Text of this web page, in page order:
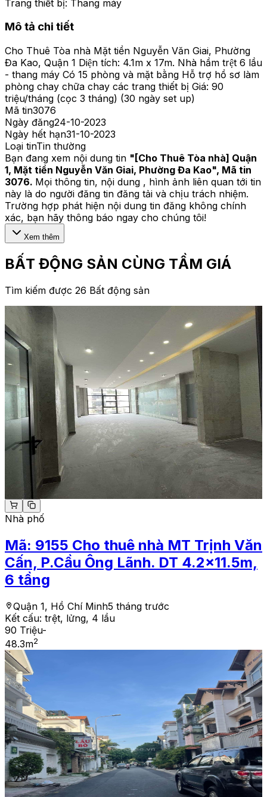
Trang thiết bị: Thang máy
Mô tả chi tiết
Cho Thuê Tòa nhà Mặt tiền Nguyễn Văn Giai, Phường
Đa Kao, Quận 1 Diện tích: 4.1m x 17m. Nhà hầm trệt 6 lầu
- thang máy Có 15 phòng và mặt bằng Hỗ trợ hồ sơ làm
phòng chay chữa chay các trang thiết bị Giá: 90
triệu/tháng (cọc 3 tháng) (30 ngày set up)
Mã tin3076
Ngày đăng24-10-2023
Ngày hết hạn31-10-2023
Loại tinTin thường
Bạn đang xem nội dung tin " [Cho Thuê Tòa nhà] Quận
1, Mặt tiền Nguyễn Văn Giai, Phường Đa Kao", Mã tin
3076. Mọi thông tin, nội dung , hình ảnh liên quan tới tin
này là do người đăng tin đăng tải và chịu trách nhiệm.
Trường hợp phát hiện nội dung tin đăng không chính
xác, bạn hãy thông báo ngay cho chúng tôi!
Xem thêm
BẤT ĐỘNG SẢN CÙNG TẦM GIÁ
Tìm kiếm được 26 Bất động sản
Nhà phố
Mã: 9155 Cho thuê nhà MT Trịnh Văn
Cấn, P.Cầu Ông Lãnh. DT 4.2x11.5m,
6 tầng
Quận 1, Hồ Chí Minh5 tháng trước
Kết cấu: trệt, lửng, 4 lầu
90 Triệu-
48.3m2